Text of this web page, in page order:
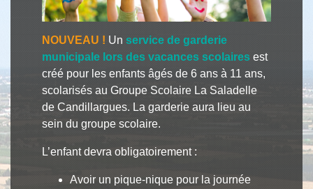
NOUVEAU ! Un service de garderie
municipale lors des vacances scolaires est
créé pour les enfants âgés de 6 ans à 11 ans,
scolarisés au Groupe Scolaire La Saladelle
de Candillargues. La garderie aura lieu au
sein du groupe scolaire.
L’enfant devra obligatoirement :
Avoir un pique-nique pour la journée